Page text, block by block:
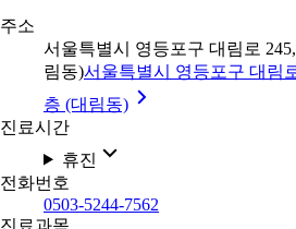
주소
서울특별시 영등포구 대림로
림동)서울특별시 영등포구 대림
층 (대림동)
진료시간
휴진
전화번호
0503-5244-7562
진료과목